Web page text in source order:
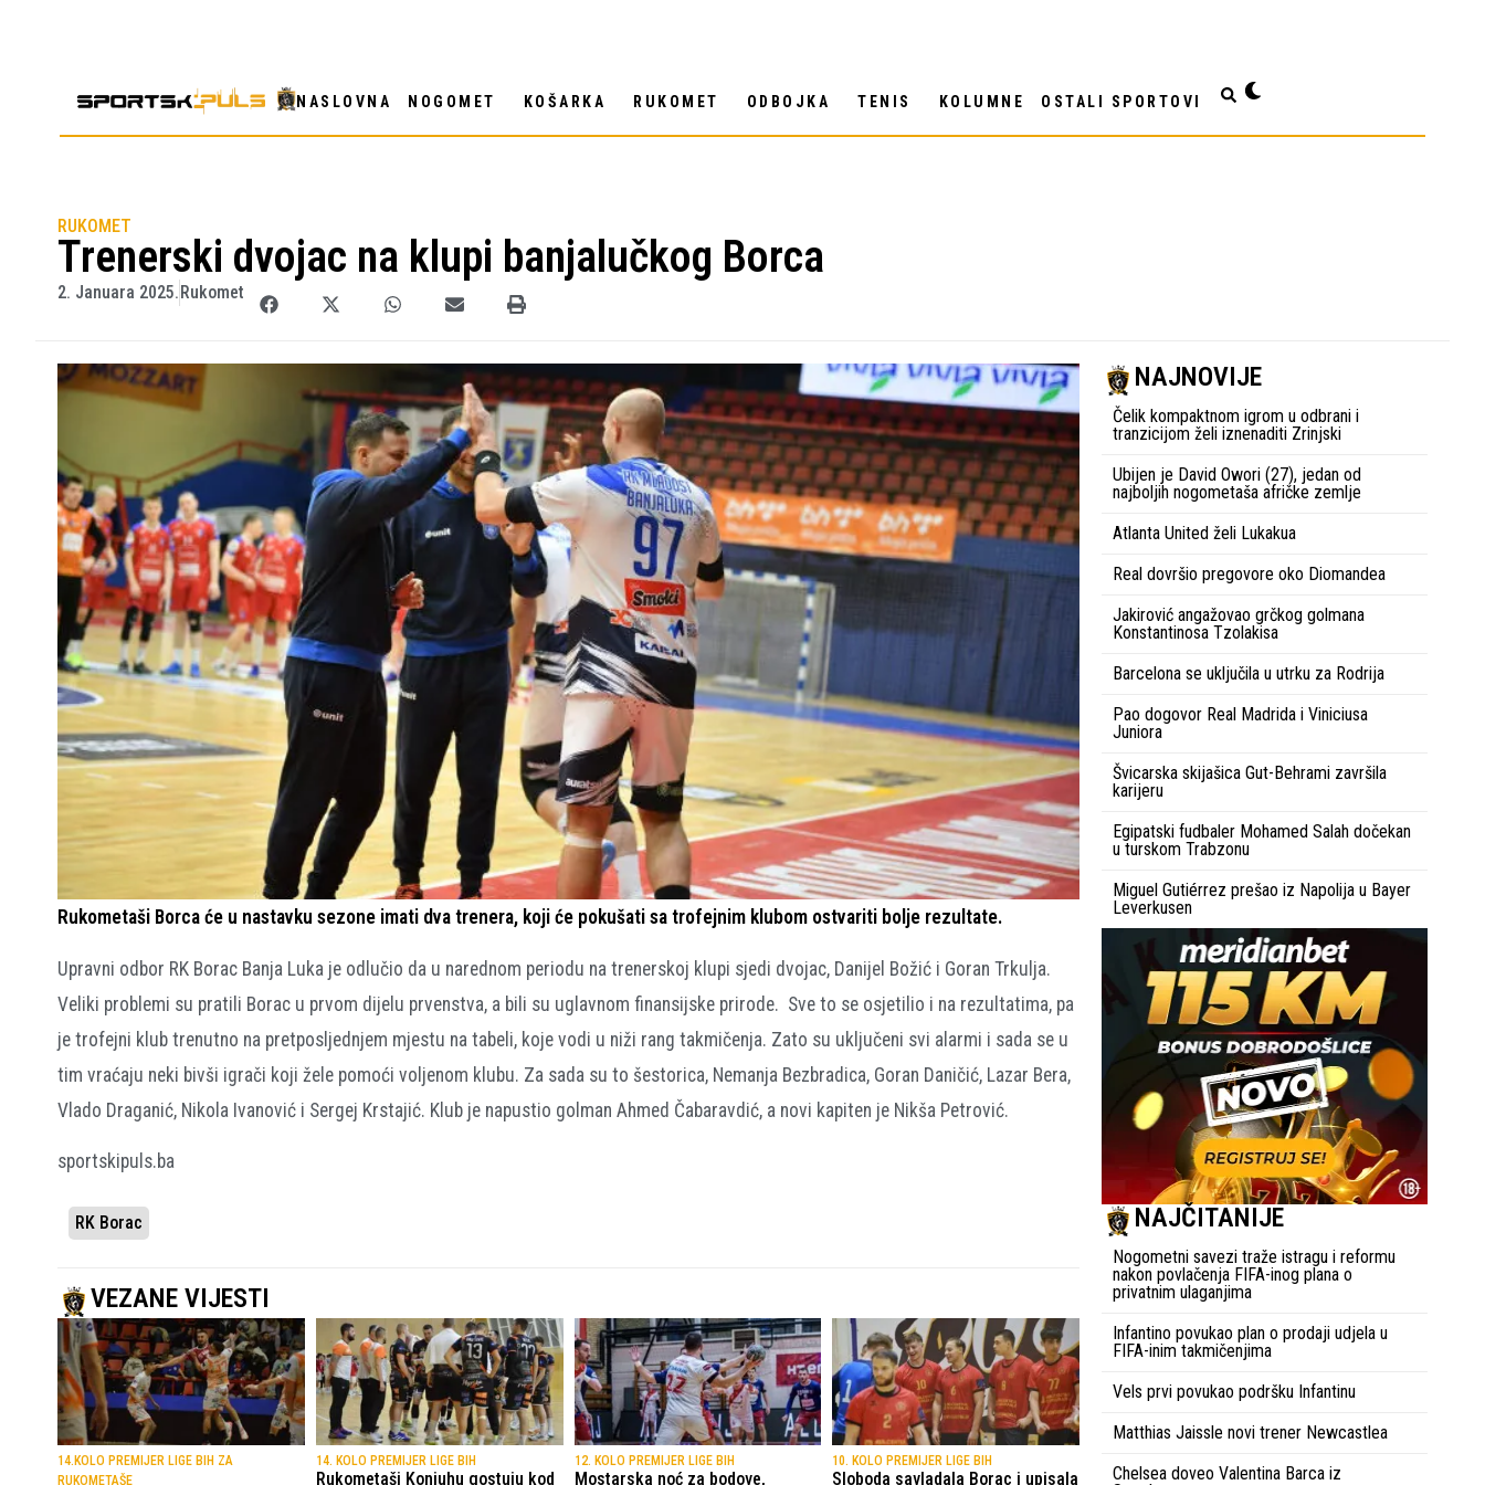
NASLOVNA NOGOMET KOŠARKA RUKOMET ODBOJKA TENIS KOLUMNE OSTALI SPORTOVI
RUKOMET
Trenerski dvojac na klupi banjalučkog Borca
2. Januara 2025.Rukomet
Rukometaši Borca će u nastavku sezone imati dva trenera, koji će pokušati sa trofejnim klubom ostvariti bolje rezultate.
Upravni odbor RK Borac Banja Luka je odlučio da u narednom periodu na trenerskoj klupi sjedi dvojac, Danijel Božić i Goran Trkulja.
Veliki problemi su pratili Borac u prvom dijelu prvenstva, a bili su uglavnom finansijske prirode. Sve to se osjetilio i na rezultatima, pa
je trofejni klub trenutno na pretposljednjem mjestu na tabeli, koje vodi u niži rang takmičenja. Zato su uključeni svi alarmi i sada se u
tim vraćaju neki bivši igrači koji žele pomoći voljenom klubu. Za sada su to šestorica, Nemanja Bezbradica, Goran Daničić, Lazar Bera,
Vlado Draganić, Nikola Ivanović i Sergej Krstajić. Klub je napustio golman Ahmed Čabaravdić, a novi kapiten je Nikša Petrović.
sportskipuls.ba
RK Borac
VEZANE VIJESTI
14.KOLO PREMIJER LIGE BIH ZA
RUKOMETAŠE
14. KOLO PREMIJER LIGE BIH
Rukometaši Konjuhu gostuju kod
12. KOLO PREMIJER LIGE BIH
Mostarska noć za bodove,
10. KOLO PREMIJER LIGE BIH
Sloboda savladala Borac i upisala
NAJNOVIJE
Čelik kompaktnom igrom u odbrani i
tranzicijom želi iznenaditi Zrinjski
Ubijen je David Owori (27), jedan od
najboljih nogometaša afričke zemlje
Atlanta United želi Lukakua
Real dovršio pregovore oko Diomandea
Jakirović angažovao grčkog golmana
Konstantinosa Tzolakisa
Barcelona se uključila u utrku za Rodrija
Pao dogovor Real Madrida i Viniciusa
Juniora
Švicarska skijašica Gut-Behrami završila
karijeru
Egipatski fudbaler Mohamed Salah dočekan
u turskom Trabzonu
Miguel Gutiérrez prešao iz Napolija u Bayer
Leverkusen
NAJČITANIJE
Nogometni savezi traže istragu i reformu
nakon povlačenja FIFA-inog plana o
privatnim ulaganjima
Infantino povukao plan o prodaji udjela u
FIFA-inim takmičenjima
Vels prvi povukao podršku Infantinu
Matthias Jaissle novi trener Newcastlea
Chelsea doveo Valentina Barca iz